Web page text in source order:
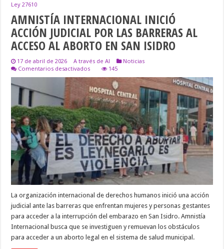
Ley 27610
AMNISTÍA INTERNACIONAL INICIÓ
ACCIÓN JUDICIAL POR LAS BARRERAS AL
ACCESO AL ABORTO EN SAN ISIDRO
17 de abril de 2026 A través de AI
Noticias
Comentarios desactivadosen
AMNISTÍA
INTERNACIONAL
INICIÓ
ACCIÓN
JUDICIAL
POR
LAS
BARRERAS
AL
ACCESO
AL
ABORTO
EN
SAN
ISIDRO
145
La organización internacional de derechos humanos inició una acción
judicial ante las barreras que enfrentan mujeres y personas gestantes
para acceder a la interrupción del embarazo en San Isidro. Amnistía
Internacional busca que se investiguen y remuevan los obstáculos
para acceder a un aborto legal en el sistema de salud municipal.